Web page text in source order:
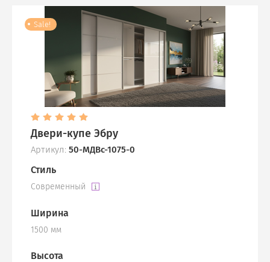
Sale!
Двери-купе Эбру
Артикул: 50-МДВс-1075-0
Стиль
Современный
Ширина
1500 мм
Высота